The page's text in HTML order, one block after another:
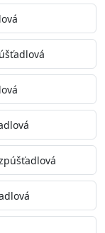
NCS,
podľa
občas opakujte
pištoľou
po